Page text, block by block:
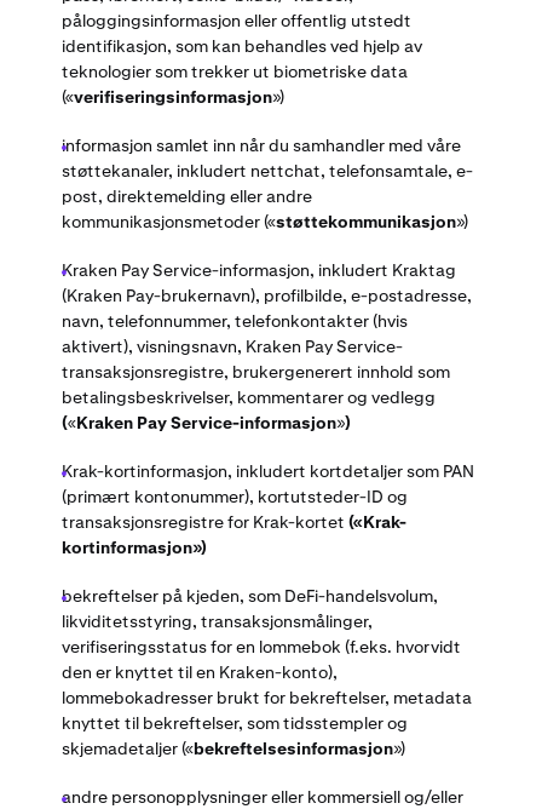
påloggingsinformasjon eller offentlig utstedt
identifikasjon, som kan behandles ved hjelp av
teknologier som trekker ut biometriske data
(«verifiseringsinformasjon»)
informasjon samlet inn når du samhandler med våre
støttekanaler, inkludert nettchat, telefonsamtale, e-
post, direktemelding eller andre
kommunikasjonsmetoder («støttekommunikasjon»)
Kraken Pay Service-informasjon, inkludert Kraktag
(Kraken Pay-brukernavn), profilbilde, e-postadresse,
navn, telefonnummer, telefonkontakter (hvis
aktivert), visningsnavn, Kraken Pay Service-
transaksjonsregistre, brukergenerert innhold som
betalingsbeskrivelser, kommentarer og vedlegg
(«Kraken Pay Service-informasjon»)
Krak-kortinformasjon, inkludert kortdetaljer som PAN
(primært kontonummer), kortutsteder-ID og
transaksjonsregistre for Krak-kortet («Krak-
kortinformasjon»)
bekreftelser på kjeden, som DeFi-handelsvolum,
likviditetsstyring, transaksjonsmålinger,
verifiseringsstatus for en lommebok (f.eks. hvorvidt
den er knyttet til en Kraken-konto),
lommebokadresser brukt for bekreftelser, metadata
knyttet til bekreftelser, som tidsstempler og
skjemadetaljer («bekreftelsesinformasjon»)
andre personopplysninger eller kommersiell og/eller